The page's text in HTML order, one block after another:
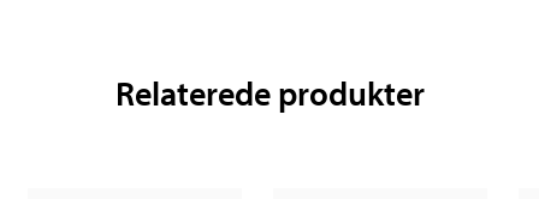
Relaterede produkter